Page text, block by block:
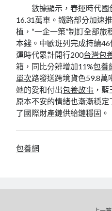
數據顯示，春運時代國
16.31萬車。鐵路部分加速
植，“一企一策”制訂全部旅
本錢。中歐班列完成持續
運時代累計開行200台灣包
箱，同比分辨增加11%包養
單次路發送跨境貨色59.8萬
她的愛和付出包養故事 ，
原本不安的情緒也漸漸穩
了國際財產鏈供給鏈穩固。
包養網